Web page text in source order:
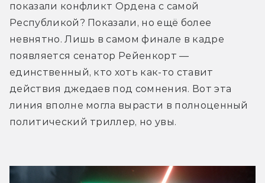
показали конфликт Ордена с самой
Республикой? Показали, но ещё более
невнятно. Лишь в самом финале в кадре
появляется сенатор Рейенкорт —
единственный, кто хоть как-то ставит
действия джедаев под сомнения. Вот эта
линия вполне могла вырасти в полноценный
политический триллер, но увы.